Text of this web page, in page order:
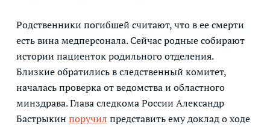
Родственники погибшей считают, что в ее смерти
есть вина медперсонала. Сейчас родные собирают
истории пациенток родильного отделения.
Близкие обратились в следственный комитет,
началась проверка от ведомства и областного
минздрава. Глава следкома России Александр
Бастрыкин поручил представить ему доклад о ходе